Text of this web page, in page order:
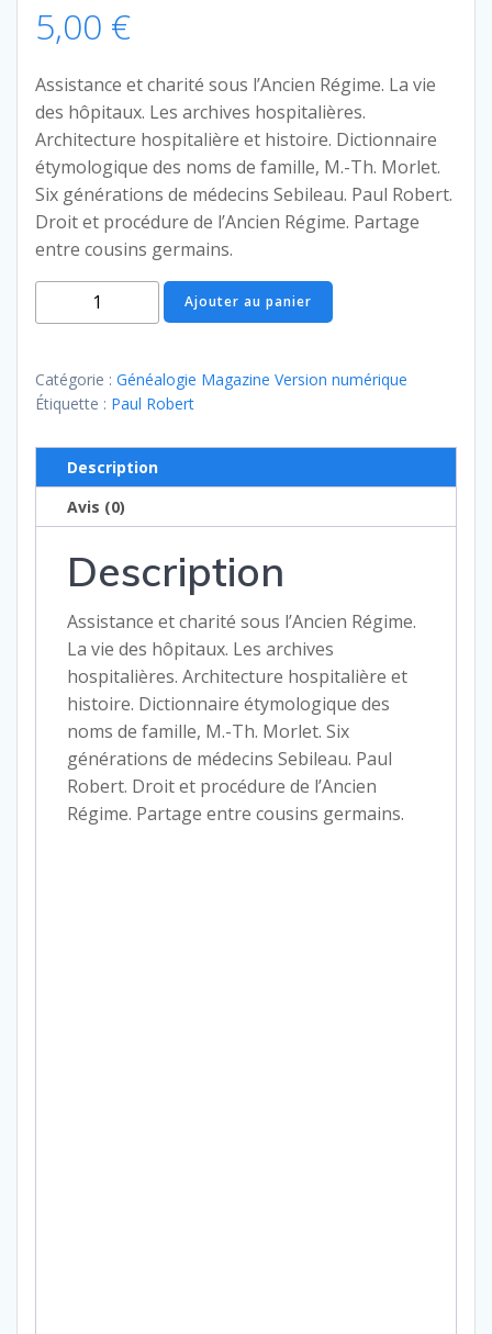
5,00 €
Assistance et charité sous l’Ancien Régime. La vie
des hôpitaux. Les archives hospitalières.
Architecture hospitalière et histoire. Dictionnaire
étymologique des noms de famille, M.-Th. Morlet.
Six générations de médecins Sebileau. Paul Robert.
Droit et procédure de l’Ancien Régime. Partage
entre cousins germains.
quantité
de
Magazine
n°
avril
1992
Ajouter au panier
Catégorie : Généalogie Magazine Version numérique
Étiquette : Paul Robert
Description
Avis (0)
Description
Assistance et charité sous l’Ancien Régime.
La vie des hôpitaux. Les archives
hospitalières. Architecture hospitalière et
histoire. Dictionnaire étymologique des
noms de famille, M.-Th. Morlet. Six
générations de médecins Sebileau. Paul
Robert. Droit et procédure de l’Ancien
Régime. Partage entre cousins germains.